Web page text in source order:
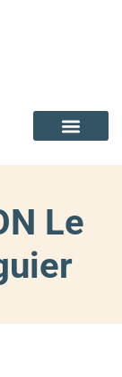
Le